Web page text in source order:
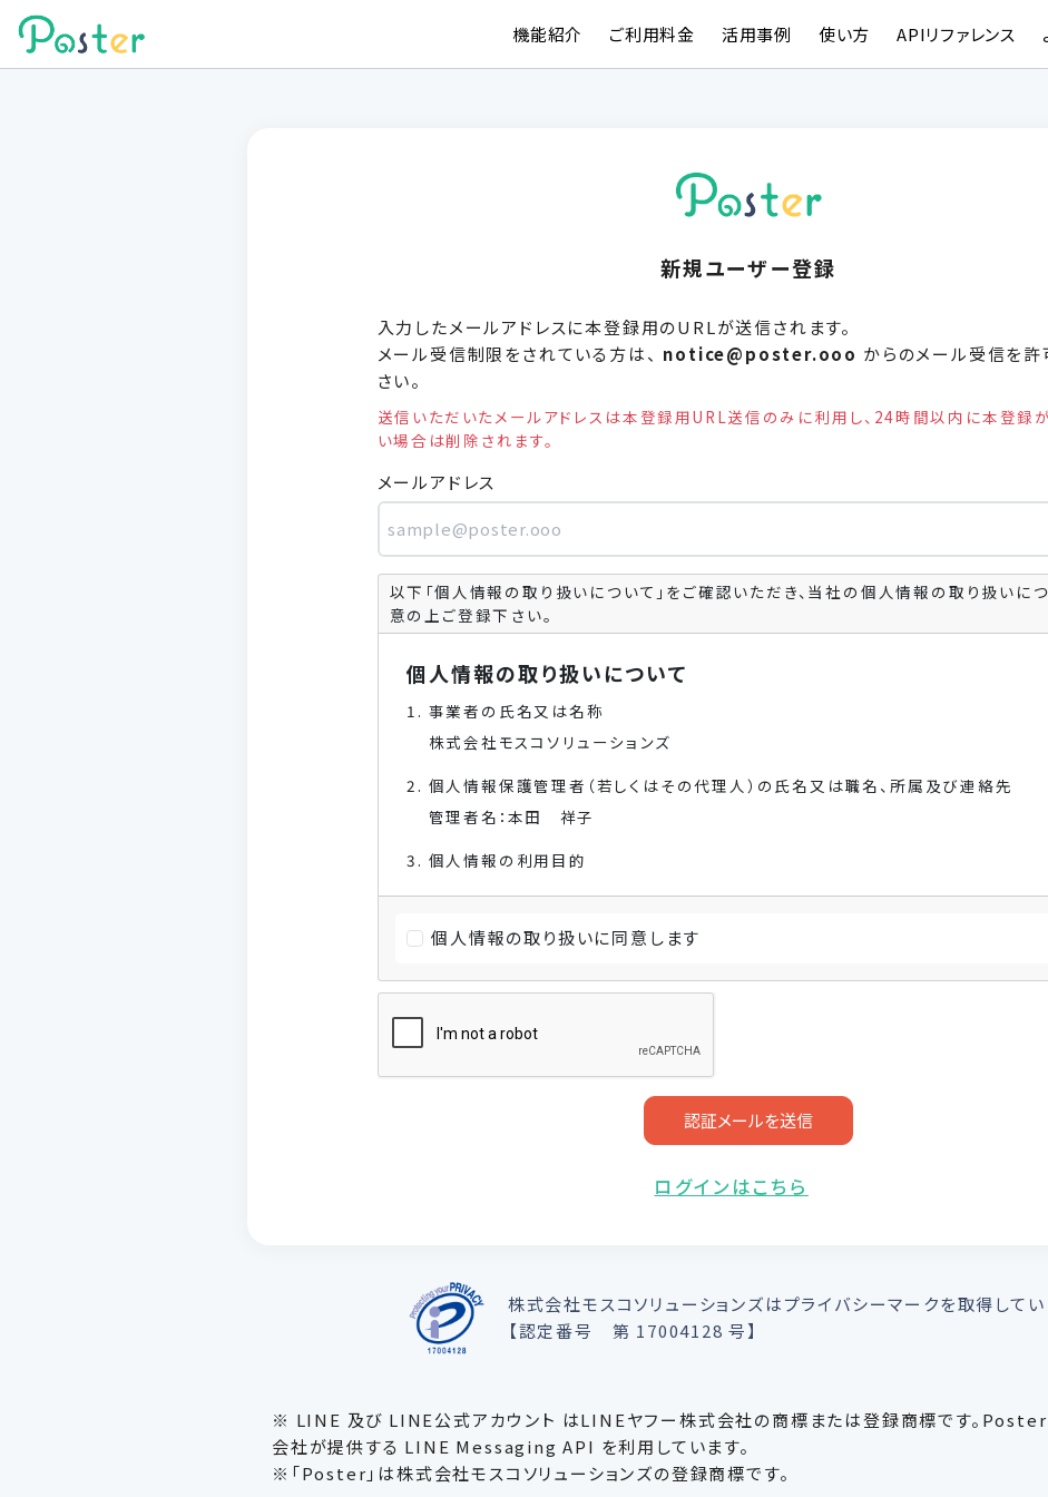
機能紹介 ご利用料金 活用事例 使い方 APIリファレンス
新規ユーザー登録
入力したメールアドレスに本登録用のURLが送信されます。
メール受信制限をされている方は、 notice@poster.ooo からのメール受信を許
さい。
送信いただいたメールアドレスは本登録用URL送信のみに利用し、24時間以内に本登録
い場合は削除されます。
メールアドレス
以下「個人情報の取り扱いについて」をご確認いただき、当社の個人情報の取り扱いに
意の上ご登録下さい。
個人情報の取り扱いについて
事業者の氏名又は名称
株式会社モスコソリューションズ
個人情報保護管理者（若しくはその代理人）の氏名又は職名、所属及び連絡先
管理者名：本田 祥子
個人情報の利用目的
当社は事業運営上、前項利用目的の範囲に限って個人情報を外部に委託することが
持についての契約を交わし、適切な管理を実施させます。
個人情報の開示等の請求
ご本人様は、当社に対してご自身の個人情報の開示等（利用目的の通知、開示、内容
正・追加・削除、利用の停止または消去、第三者への提供の停止）に関して、下記の
いたうえで、合理的な期間内に対応いたします。
※ 営業時間（土・日曜日、祝日、年末年始、ゴールデンウィークを除く 9時から17時
お問い合わせは翌営業日以降に順次返信させていただきます。
項目をいただけない場合、適切な対応ができない場合があります。
個人情報の取り扱いに同意します
認証メールを送信
ログインはこちら
株式会社モスコソリューションズはプライバシーマークを取得してい
【認定番号 第 17004128 号】
※ LINE 及び LINE公式アカウント はLINEヤフー株式会社の商標または登録商標です。
会社が提供する LINE Messaging API を利用しています。
※「Poster」は株式会社モスコソリューションズの登録商標です。